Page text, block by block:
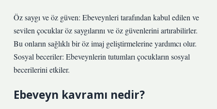
Öz saygı ve öz güven: Ebeveynleri tarafından kabul edilen ve
sevilen çocuklar öz saygılarını ve öz güvenlerini artırabilirler.
Bu onların sağlıklı bir öz imaj geliştirmelerine yardımcı olur.
Sosyal beceriler: Ebeveynlerin tutumları çocukların sosyal
becerilerini etkiler.
Ebeveyn kavramı nedir?